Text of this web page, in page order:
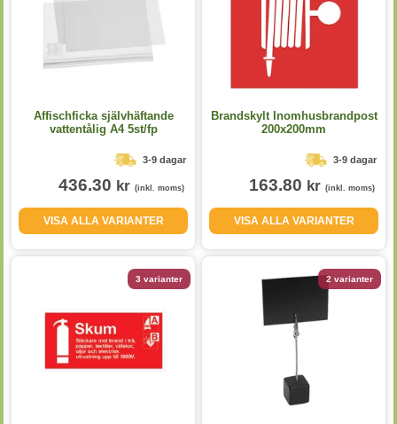
Affischficka självhäftande
vattentålig A4 5st/fp
3-9 dagar
436.30 kr (inkl. moms)
VISA ALLA VARIANTER
Brandskylt Inomhusbrandpost
200x200mm
3-9 dagar
163.80 kr (inkl. moms)
VISA ALLA VARIANTER
3 varianter 2 varianter